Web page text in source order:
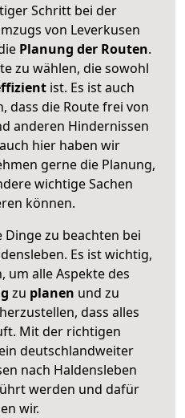
Schritt bei der
von Leverkusen
Planung der Routen.
zu wählen, die sowohl
ist. Es ist auch
dass die Route frei von
anderen Hindernissen
hier haben wir
gerne die Planung,
wichtige Sachen
können.
Dinge zu beachten bei
Es ist wichtig,
um alle Aspekte des
zu planen und zu
dass alles
Mit der richtigen
deutschlandweiter
nach Haldensleben
werden und dafür
wir.